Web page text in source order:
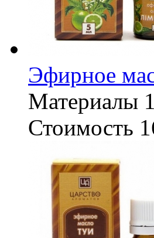
Эфирное
Материалы
Стоимость